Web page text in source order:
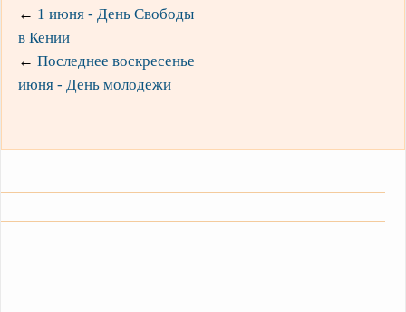
← 1 июня - День Свободы
в Кении
← Последнее воскресенье
июня - День молодежи